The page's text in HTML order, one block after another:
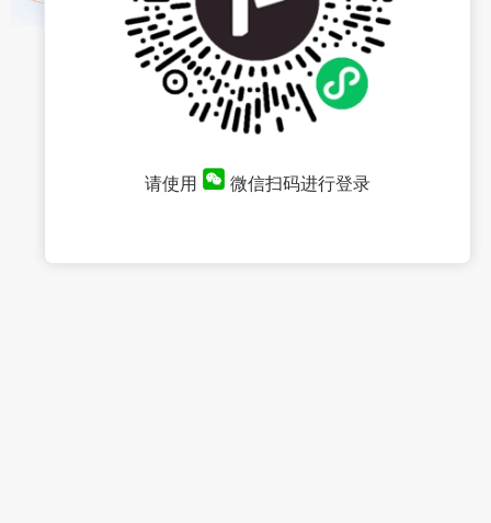
请使用 微信扫码进行登录